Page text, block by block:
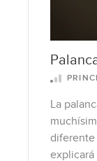
La
diferente
explicará